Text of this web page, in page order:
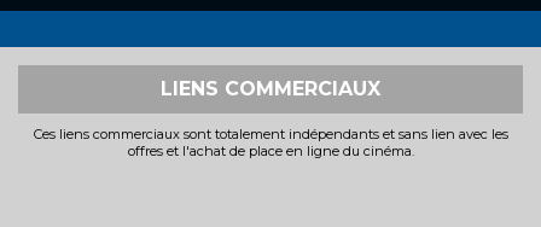
LIENS COMMERCIAUX
Ces liens commerciaux sont totalement indépendants et sans lien avec les
offres et l'achat de place en ligne du cinéma.